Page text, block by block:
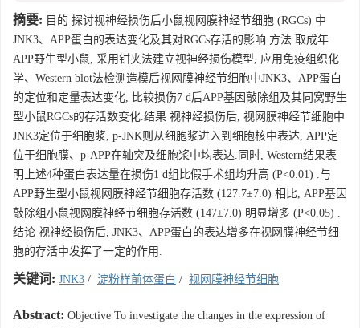
摘要: 目的 探讨视神经损伤后小鼠视网膜神经节细胞 (RGCs) 中
JNK3、APP蛋白的表达变化及其对RGCs存活的影响.方法 取成年
APP野生型小鼠, 采用钳夹法建立视神经损伤模型, 应用免疫组织化
学、Western blot法检测造模后视网膜神经节细胞中JNK3、APP蛋白
的定位和定量表达变化, 比较损伤7 d后APP基因敲除组及其同窝野生
型小鼠RGCs的存活数变化.结果 视神经损伤后, 视网膜神经节细胞中
JNK3定位于细胞浆, p-JNK则从细胞浆进入到细胞核中表达, APP定
位于细胞膜、p-APP在轴突及细胞浆中均表达.同时, Western结果表
明上述4种蛋白表达量在损伤1 d组比假手术组均升高 (P<0.01) .与
APP野生型小鼠视网膜神经节细胞存活数 (127.7±7.0) 相比, APP基因
敲除组小鼠视网膜神经节细胞存活数 (147±7.0) 明显增多 (P<0.05) .
结论 视神经损伤后, JNK3、APP蛋白的表达增多在视网膜神经节细
胞的存活中发挥了一定的作用.
关键词: JNK3 / 淀粉样前体蛋白 / 视网膜神经节细胞
Abstract: Objective To investigate the changes in the expression of